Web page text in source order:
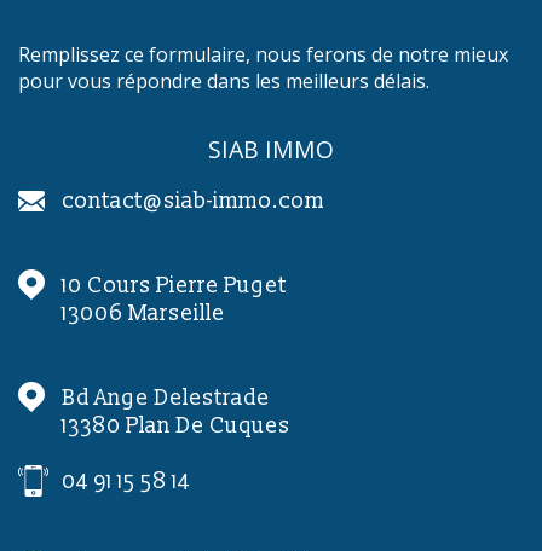
Remplissez ce formulaire, nous ferons de notre mieux
pour vous répondre dans les meilleurs délais.
SIAB IMMO
contact@siab-immo.com
10 Cours Pierre Puget
13006
Marseille
Bd Ange Delestrade
13380
Plan De Cuques
04 91 15 58 14